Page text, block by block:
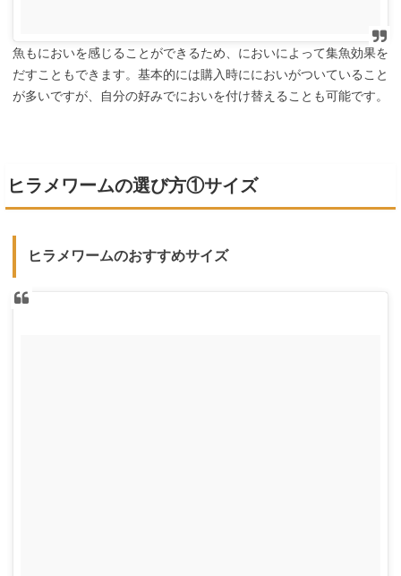
魚もにおいを感じることができるため、においによって集魚効果を
だすこともできます。基本的には購入時ににおいがついていること
が多いですが、自分の好みでにおいを付け替えることも可能です。
ヒラメワームの選び方①サイズ
ヒラメワームのおすすめサイズ